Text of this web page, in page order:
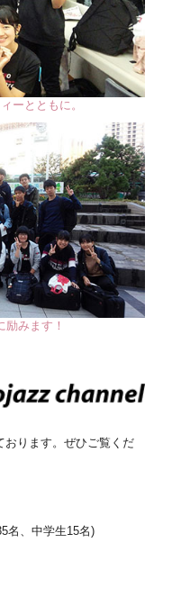
ーとともに。
みます！
おります。ぜひご覧くだ
名、中学生15名)